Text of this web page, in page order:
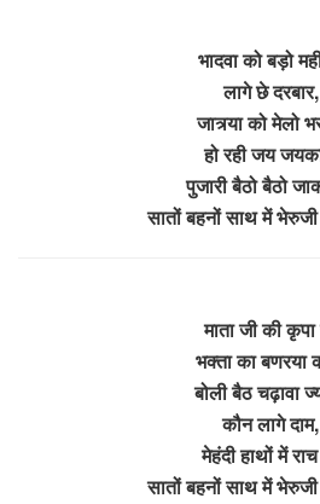
भादवा को बड़ो
लागे छे दरबार,
जात्र्या को मेलो
हो रही जय
पुजारी बैठो बैठो
सातों बहनों साथ में
माता जी की
भक्ता का बणरया
बोली बैठ चढ़ावा
कौन लागे दाम,
मेहंदी हाथों में
सातों बहनों साथ में